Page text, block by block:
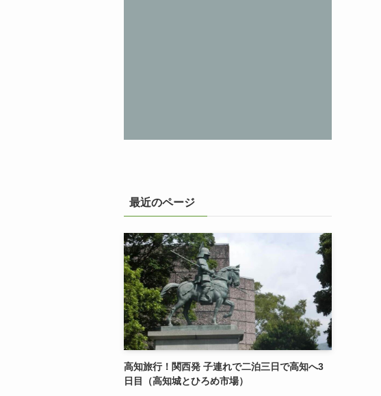
最近のページ
高知旅行！関西発 子連れで二泊三日で高知へ3
日目（高知城とひろめ市場）